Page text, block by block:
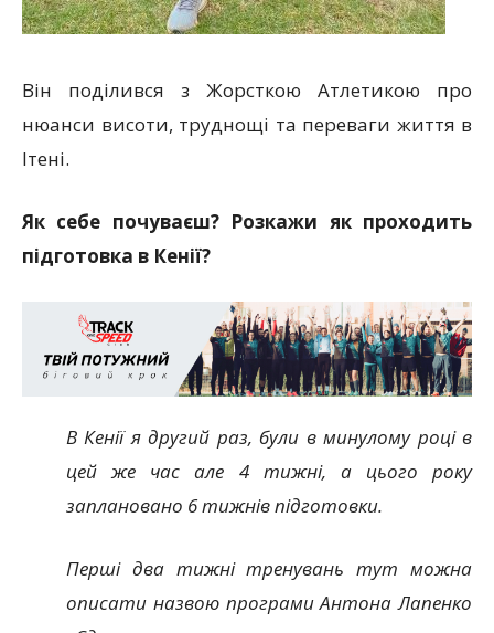
Він поділився з Жорсткою Атлетикою про
нюанси висоти, труднощі та переваги життя в
Ітені.
Як себе почуваєш? Розкажи як проходить
підготовка в Кенії?
В Кенії я другий раз, були в минулому році в
цей же час але 4 тижні, а цього року
заплановано 6 тижнів підготовки.
Перші два тижні тренувань тут можна
описати назвою програми Антона Лапенко